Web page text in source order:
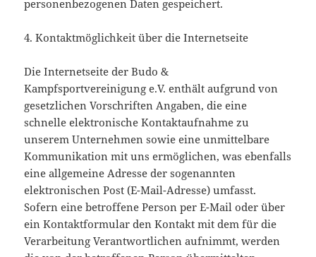
personenbezogenen Daten gespeichert.
4. Kontaktmöglichkeit über die Internetseite
Die Internetseite der Budo &
Kampfsportvereinigung e.V. enthält aufgrund von
gesetzlichen Vorschriften Angaben, die eine
schnelle elektronische Kontaktaufnahme zu
unserem Unternehmen sowie eine unmittelbare
Kommunikation mit uns ermöglichen, was ebenfalls
eine allgemeine Adresse der sogenannten
elektronischen Post (E-Mail-Adresse) umfasst.
Sofern eine betroffene Person per E-Mail oder über
ein Kontaktformular den Kontakt mit dem für die
Verarbeitung Verantwortlichen aufnimmt, werden